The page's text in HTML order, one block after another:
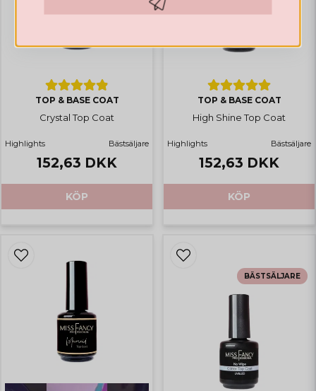
Mega imponerad över denna matta top
TOP & BASE COAT
Crystal Top Coat
Highlights Bästsäljare
152,63 DKK
KÖP
TOP & BASE COAT
High Shine Top Coat
Highlights Bästsäljare
152,63 DKK
KÖP
BÄSTSÄLJARE